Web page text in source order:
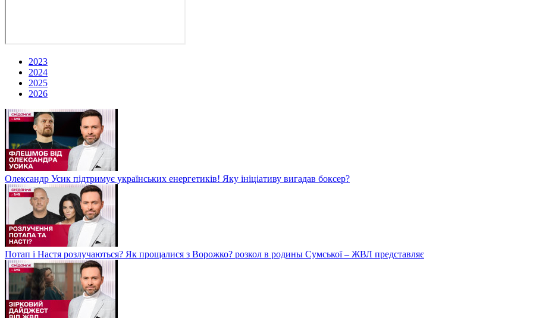
2023
2024
2025
2026
Олександр Усик підтримує українських енергетиків! Яку ініціативу вигадав боксер?
Потап і Настя розлучаються? Як прощалися з Ворожко? розкол в родины Сумської – ЖВЛ представляє